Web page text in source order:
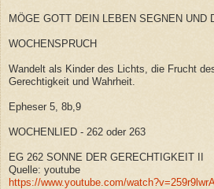
MÖGE GOTT DEIN LEBEN SEGNEN UND
WOCHENSPRUCH
Wandelt als Kinder des Lichts, die Frucht
Gerechtigkeit und Wahrheit.
Epheser 5, 8b,9
WOCHENLIED - 262 oder 263
EG 262 SONNE DER GERECHTIGKEIT II
Quelle: youtube
https://www.youtube.com/